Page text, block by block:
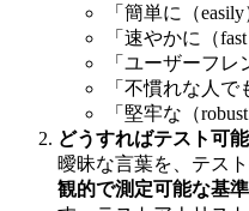
「簡単に（easily
「速やかに（fast
「ユーザーフレ
「不慣れな人で
「堅牢な（robust
どうすればテスト可
曖昧な言葉を、テス
観的で測定可能な基準